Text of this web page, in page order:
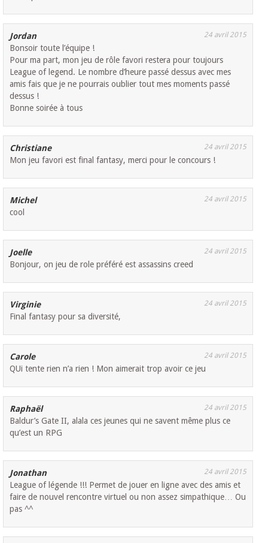
Jordan 24 avril 2015
Bonsoir toute l’équipe !
Pour ma part, mon jeu de rôle favori restera pour toujours
League of legend. Le nombre d’heure passé dessus avec mes
amis fais que je ne pourrais oublier tout mes moments passé
dessus !
Bonne soirée à tous
Christiane 24 avril 2015
Mon jeu favori est final fantasy, merci pour le concours !
Michel 24 avril 2015
cool
Joelle 24 avril 2015
Bonjour, on jeu de role préféré est assassins creed
Virginie 24 avril 2015
Final fantasy pour sa diversité,
Carole 24 avril 2015
QUi tente rien n’a rien ! Mon aimerait trop avoir ce jeu
Raphaël 24 avril 2015
Baldur’s Gate II, alala ces jeunes qui ne savent même plus ce
qu’est un RPG
Jonathan 24 avril 2015
League of légende !!! Permet de jouer en ligne avec des amis et
faire de nouvel rencontre virtuel ou non assez simpathique… Ou
pas ^^